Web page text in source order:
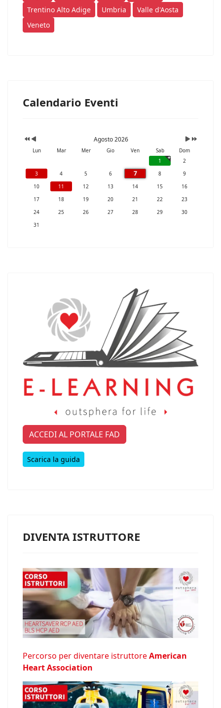
Trentino Alto Adige
Umbria
Valle d'Aosta
Veneto
Calendario Eventi
Agosto 2026
Lun Mar Mer Gio Ven Sab
Dom
1
2
3
4 5 6 7 8
9
10
11 12 13 14 15
16
17
18 19 20 21 22
23
24
25 26 27 28 29
30
31
ACCEDI AL PORTALE FAD
Scarica la guida
DIVENTA ISTRUTTORE
Percorso per diventare istruttoreAmerican
Heart Association